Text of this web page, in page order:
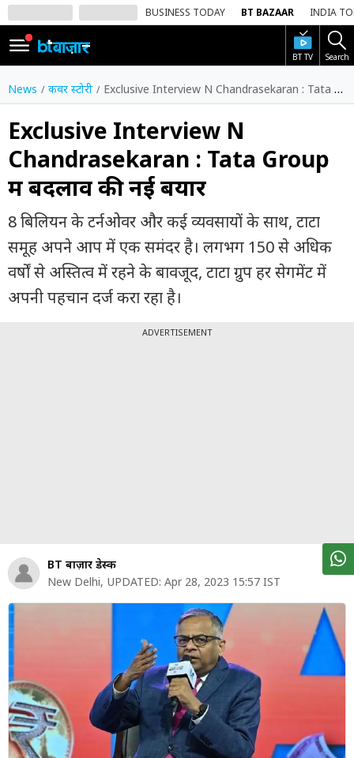
BUSINESS TODAY BT BAZAAR INDIA
BT TV Search
SIGN
IN
Dark
Mode
होम
शेयर
बाज़ार
वीडियो
ट्रेंडिंग
शेयर
बाज़ार
वीडियो
म्यूचुअल
फंड
News कवर स्टोरी Exclusive Interview N Chandrasekaran : Tata Group में बदलाव की नई बयार
Exclusive Interview N
Chandrasekaran : Tata Group
में बदलाव की नई बयार
8 बिलियन के टर्नओवर और कई व्यवसायों के साथ, टाटा
समूह अपने आप में एक समंदर है। लगभग 150 से अधिक
वर्षों से अस्तित्व में रहने के बावजूद, टाटा ग्रुप हर सेगमेंट में
अपनी पहचान दर्ज करा रहा है।
ADVERTISEMENT
BT बाज़ार डेस्क
New Delhi, UPDATED: Apr 28, 2023 15:57 IST